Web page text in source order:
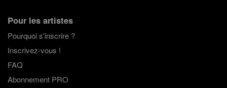
Pour les artistes
Pourquoi s'inscrire ?
Inscrivez-vous !
FAQ
Abonnement PRO